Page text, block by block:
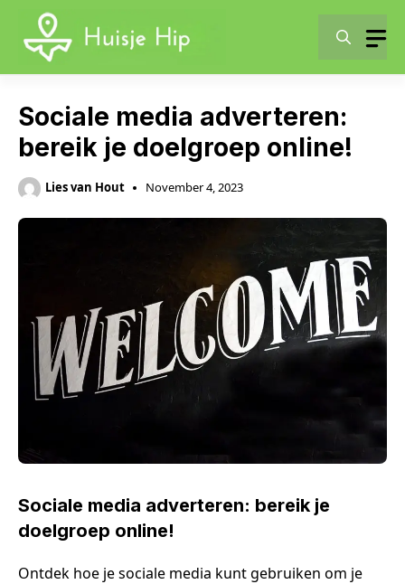
content
Sociale media adverteren:
bereik je doelgroep online!
Lies van Hout November 4, 2023
Sociale media adverteren: bereik je
doelgroep online!
Ontdek hoe je sociale media kunt gebruiken om je